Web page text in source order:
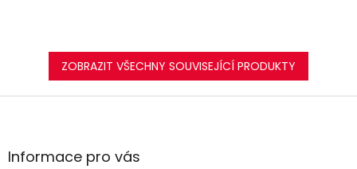
ZOBRAZIT VŠECHNY SOUVISEJÍCÍ PRODUKTY
Z
aInformace pro vás